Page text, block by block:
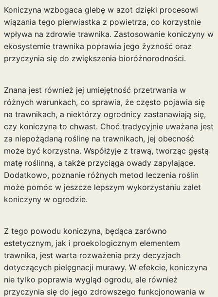
Koniczyna wzbogaca glebę w azot dzięki procesowi
wiązania tego pierwiastka z powietrza, co korzystnie
wpływa na zdrowie trawnika. Zastosowanie koniczyny w
ekosystemie trawnika poprawia jego żyzność oraz
przyczynia się do zwiększenia bioróżnorodności.
Znana jest również jej umiejętność przetrwania w
różnych warunkach, co sprawia, że często pojawia się
na trawnikach, a niektórzy ogrodnicy zastanawiają się,
czy koniczyna to chwast. Choć tradycyjnie uważana jest
za niepożądaną roślinę na trawnikach, jej obecność
może być korzystna. Współżyje z trawą, tworząc gęstą
matę roślinną, a także przyciąga owady zapylające.
Dodatkowo, poznanie różnych metod leczenia roślin
może pomóc w jeszcze lepszym wykorzystaniu zalet
koniczyny w ogrodzie.
Z tego powodu koniczyna, będąca zarówno
estetycznym, jak i proekologicznym elementem
trawnika, jest warta rozważenia przy decyzjach
dotyczących pielęgnacji murawy. W efekcie, koniczyna
nie tylko poprawia wygląd ogrodu, ale również
przyczynia się do jego zdrowszego funkcjonowania w